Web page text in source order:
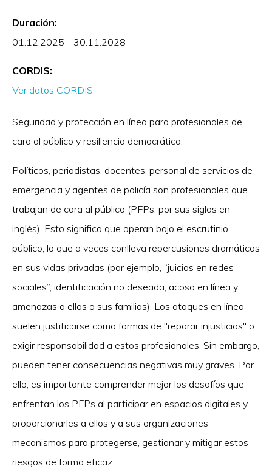
Duración:
01.12.2025 - 30.11.2028
CORDIS:
Ver datos CORDIS
Seguridad y protección en línea para profesionales de
cara al público y resiliencia democrática.
Políticos, periodistas, docentes, personal de servicios de
emergencia y agentes de policía son profesionales que
trabajan de cara al público (PFPs, por sus siglas en
inglés). Esto significa que operan bajo el escrutinio
público, lo que a veces conlleva repercusiones dramáticas
en sus vidas privadas (por ejemplo, “juicios en redes
sociales”, identificación no deseada, acoso en línea y
amenazas a ellos o sus familias). Los ataques en línea
suelen justificarse como formas de "reparar injusticias" o
exigir responsabilidad a estos profesionales. Sin embargo,
pueden tener consecuencias negativas muy graves. Por
ello, es importante comprender mejor los desafíos que
enfrentan los PFPs al participar en espacios digitales y
proporcionarles a ellos y a sus organizaciones
mecanismos para protegerse, gestionar y mitigar estos
riesgos de forma eficaz.